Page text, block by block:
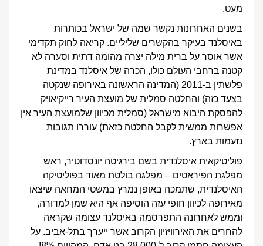
מעט.
בשנים האחרונות נקשר שמה של ישראל בכותרות
באיסלנד בעיקר בהקשרים שליליים. קריאה לחוק תקדימי
אשר אוסר על ברית מילה יצרה מהומה דתית וסערה לא
קטנה ברחבי העולם כולו, הכרה של איסלנד במדינת
פלשתין ב-2011 (המדינה הראשונה באירופה שנקטה
בצעד כזה) והחלטה סמלית של מועצת העיר רייקיאויק
להפסקת היבוא מישראל (סמלית מכיוון שלמועצת העיר אין
אפשרות ממשית לקבל החלטה כזאת) עוררו תגובות
נזעמות בארץ.
פוליטיקאית איסלנדית בשם בירגיטה יונסדוטיר, ראש
מפלגת הפיראטים – מפלגה בולטת מאוד בפוליטיקה
האיסלנדית, שתמכה באופן נמרץ במשטי המחאה שיצאו
מאירופה לכיוון חופי עזה הוסיפה אף היא שמן למדורה,
וממש לאחרונה התפרסמה באיסלנד עצומה שקראה
להחרים את האירוויזיון הקרוב אשר ייערך בתל-אביב. על